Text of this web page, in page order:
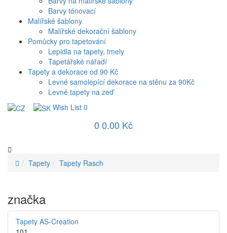
Barvy tónovací
Malířské šablony
Malířské dekorační šablony
Pomůcky pro tapetování
Lepidla na tapety, tmely
Tapetářské nářadí
Tapety a dekorace od 90 Kč
Levné samolepící dekorace na stěnu za 90Kč
Levné tapety na zeď
Wish List 0
0 0.00 Kč
Tapety Tapety Rasch
značka
Tapety AS-Creation